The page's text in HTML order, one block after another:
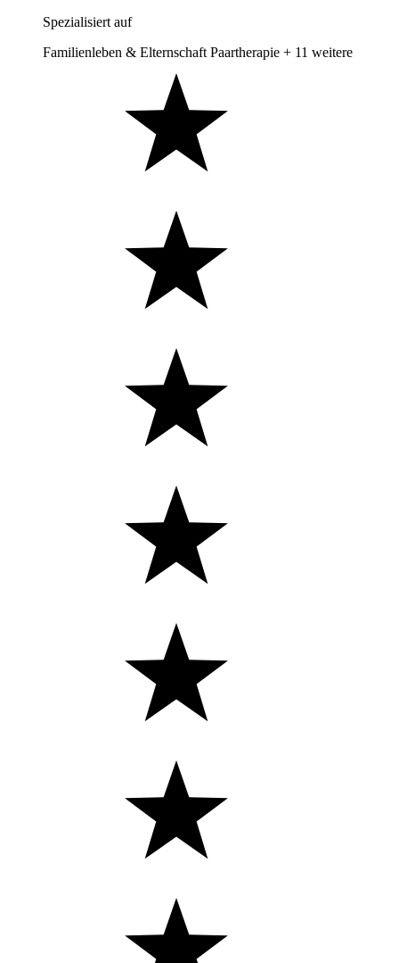
Spezialisiert auf
Familienleben & Elternschaft Paartherapie + 11 weitere